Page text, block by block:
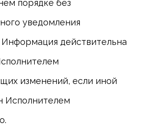
порядке без
уведомления
Информация действительна
изменений, если иной
Исполнителем